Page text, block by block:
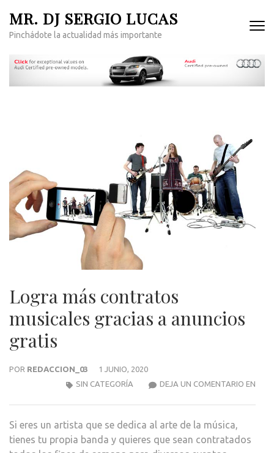
contenido
MR. DJ SERGIO LUCAS
Pinchádote la actualidad más importante
Logra más contratos
musicales gracias a anuncios
gratis
POR REDACCION_03
1 JUNIO, 2020
DEJA UN COMENTARIO EN
SIN CATEGORÍA
Si eres un artista que se dedica al arte de la música,
tienes tu propia banda y quieres que sean contratados